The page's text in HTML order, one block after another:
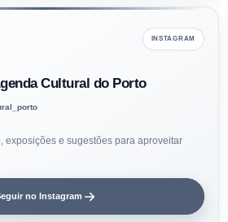
INSTAGRAM
Cultural do Porto
exposições e sugestões para aproveitar
no Instagram